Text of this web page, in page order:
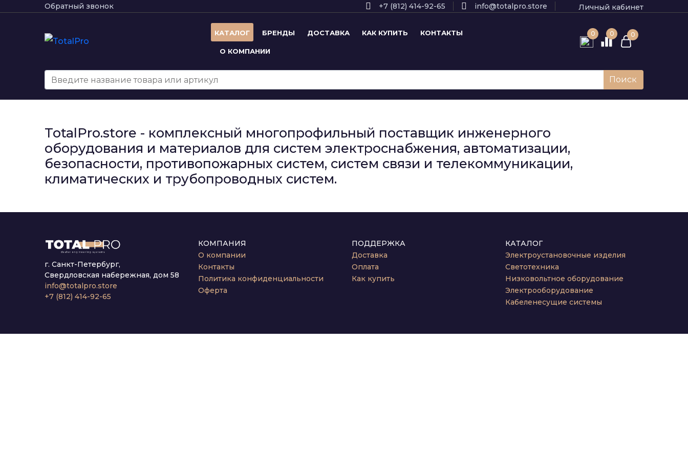
Обратный звонок +7 (812) 414-92-65 info@totalpro.store Личный кабинет
КАТАЛОГ БРЕНДЫ ДОСТАВКА КАК КУПИТЬ КОНТАКТЫ
О КОМПАНИИ
0 0 0
Поиск
TotalPro.store - комплексный многопрофильный поставщик инженерного
оборудования и материалов для систем электроснабжения, автоматизации,
безопасности, противопожарных систем, систем связи и телекоммуникации,
климатических и трубопроводных систем.
г. Санкт-Петербург,
Свердловская набережная, дом 58
info@totalpro.store
+7 (812) 414-92-65
КОМПАНИЯ
О компании
Контакты
Политика конфиденциальности
Оферта
ПОДДЕРЖКА
Доставка
Оплата
Как купить
КАТАЛОГ
Электроустановочные изделия
Светотехника
Низковольтное оборудование
Электрооборудование
Кабеленесущие системы